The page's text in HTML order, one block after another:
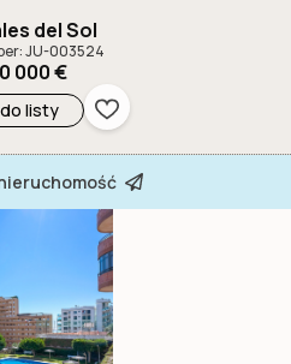
del Sol
JU-003524
000 €
listy